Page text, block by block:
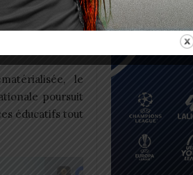
mois de
les candidats
le
poursuit
éducatifs tout